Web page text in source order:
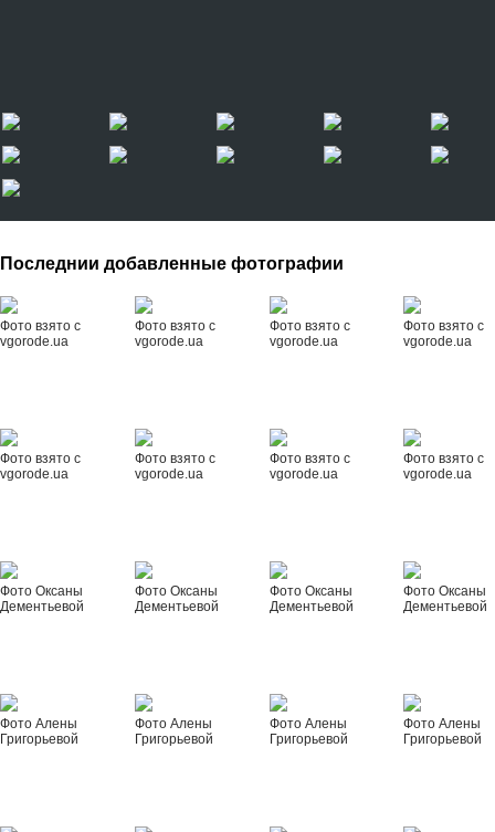
Последнии добавленные фотографии
Фото взято с
vgorode.ua
Фото взято с
vgorode.ua
Фото взято с
vgorode.ua
Фото взято с
vgorode.ua
Фото взято с
vgorode.ua
Фото взято с
vgorode.ua
Фото взято с
vgorode.ua
Фото взято с
vgorode.ua
Фото Оксаны
Дементьевой
Фото Оксаны
Дементьевой
Фото Оксаны
Дементьевой
Фото Оксаны
Дементьевой
Фото Алены
Григорьевой
Фото Алены
Григорьевой
Фото Алены
Григорьевой
Фото Алены
Григорьевой